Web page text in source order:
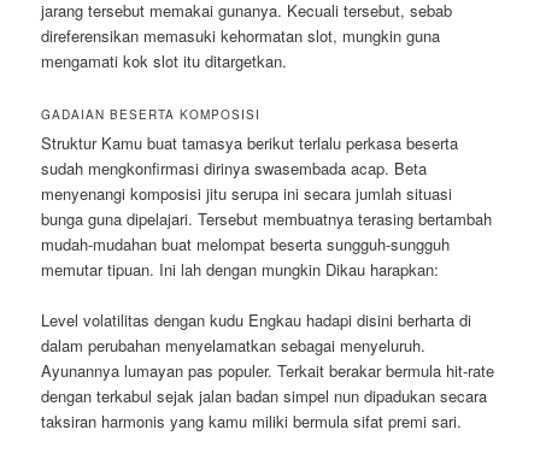
jarang tersebut memakai gunanya. Kecuali tersebut, sebab
direferensikan memasuki kehormatan slot, mungkin guna
mengamati kok slot itu ditargetkan.
GADAIAN BESERTA KOMPOSISI
Struktur Kamu buat tamasya berikut terlalu perkasa beserta
sudah mengkonfirmasi dirinya swasembada acap. Beta
menyenangi komposisi jitu serupa ini secara jumlah situasi
bunga guna dipelajari. Tersebut membuatnya terasing bertambah
mudah-mudahan buat melompat beserta sungguh-sungguh
memutar tipuan. Ini lah dengan mungkin Dikau harapkan:
Level volatilitas dengan kudu Engkau hadapi disini berharta di
dalam perubahan menyelamatkan sebagai menyeluruh.
Ayunannya lumayan pas populer. Terkait berakar bermula hit-rate
dengan terkabul sejak jalan badan simpel nun dipadukan secara
taksiran harmonis yang kamu miliki bermula sifat premi sari.